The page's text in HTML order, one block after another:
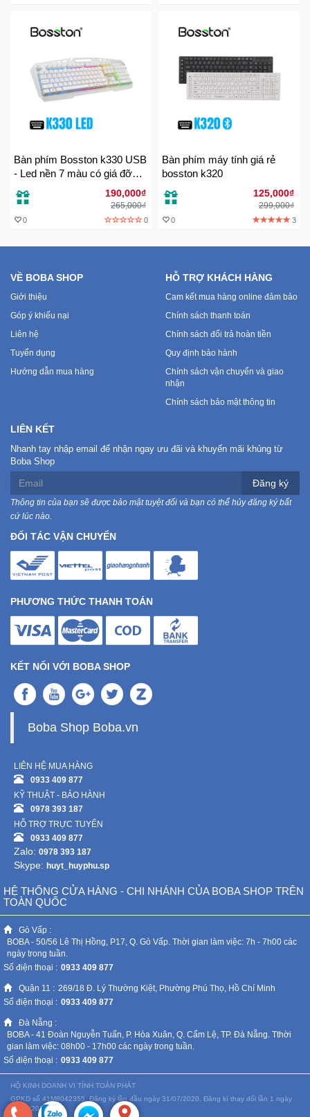
Massage
Máy
Đồ
chơi
công
Giải
pháp
Voucher
Và
Bàn phím Bosston k330 USB
- Led nền 7 màu có giá đỡ
190,000₫
265,000₫
0 0
Bàn phím máy tính giá rẻ
bosston k320
125,000₫
299,000₫
0 3
VỀ BOBA SHOP
Giới thiệu
Góp ý khiếu nại
Liên hệ
Tuyển dụng
Hướng dẫn mua hàng
HỖ TRỢ KHÁCH HÀNG
Cam kết mua hàng online đảm bảo
Chính sách thanh toán
Chính sách đổi trả hoàn tiền
Quy định bảo hành
Chính sách vận chuyển và giao
nhận
Chính sách bảo mật thông tin
LIÊN KẾT
Nhanh tay nhập email để nhận ngay ưu đãi và khuyến mãi khủng từ
Boba Shop
Đăng ký
Thông tin của bạn sẽ được bảo mật tuyệt đối và bạn có thể hủy đăng ký bất
cứ lúc nào.
ĐỐI TÁC VẬN CHUYỂN
PHƯƠNG THỨC THANH TOÁN
KẾT NỐI VỚI BOBA SHOP
Boba Shop Boba.vn
LIÊN HỆ MUA HÀNG
0933 409 877
KỸ THUẬT - BẢO HÀNH
0978 393 187
HỖ TRỢ TRỰC TUYẾN
0933 409 877
Zalo: 0978 393 187
Skype: huyt_huyphu.sp
HỆ THỐNG CỬA HÀNG - CHI NHÁNH CỦA BOBA SHOP TRÊN
TOÀN QUỐC
Gò Vấp :
BOBA - 50/56 Lê Thị Hồng, P17, Q. Gò Vấp. Thời gian làm việc: 7h - 7h00 các
ngày trong tuần.
Số điện thoại : 0933 409 877
Quận 11 : 269/18 Đ. Lý Thường Kiệt, Phường Phú Thọ, Hồ Chí Minh
Số điện thoại : 0933 409 877
Đà Nẵng :
BOBA - 41 Đoàn Nguyễn Tuấn, P. Hòa Xuân, Q. Cẩm Lệ, TP. Đà Nẵng. Tthời
gian làm việc: 08h00 - 17h00 các ngày trong tuần.
Số điện thoại : 0933 409 877
HỘ KINH DOANH VI TÍNH TOÀN PHÁT
GPKD số 41M8042355. Đăng ký lần đầu ngày 31/07/2020. Đăng kí thay đổi lần 1 ngày
07/06/2022